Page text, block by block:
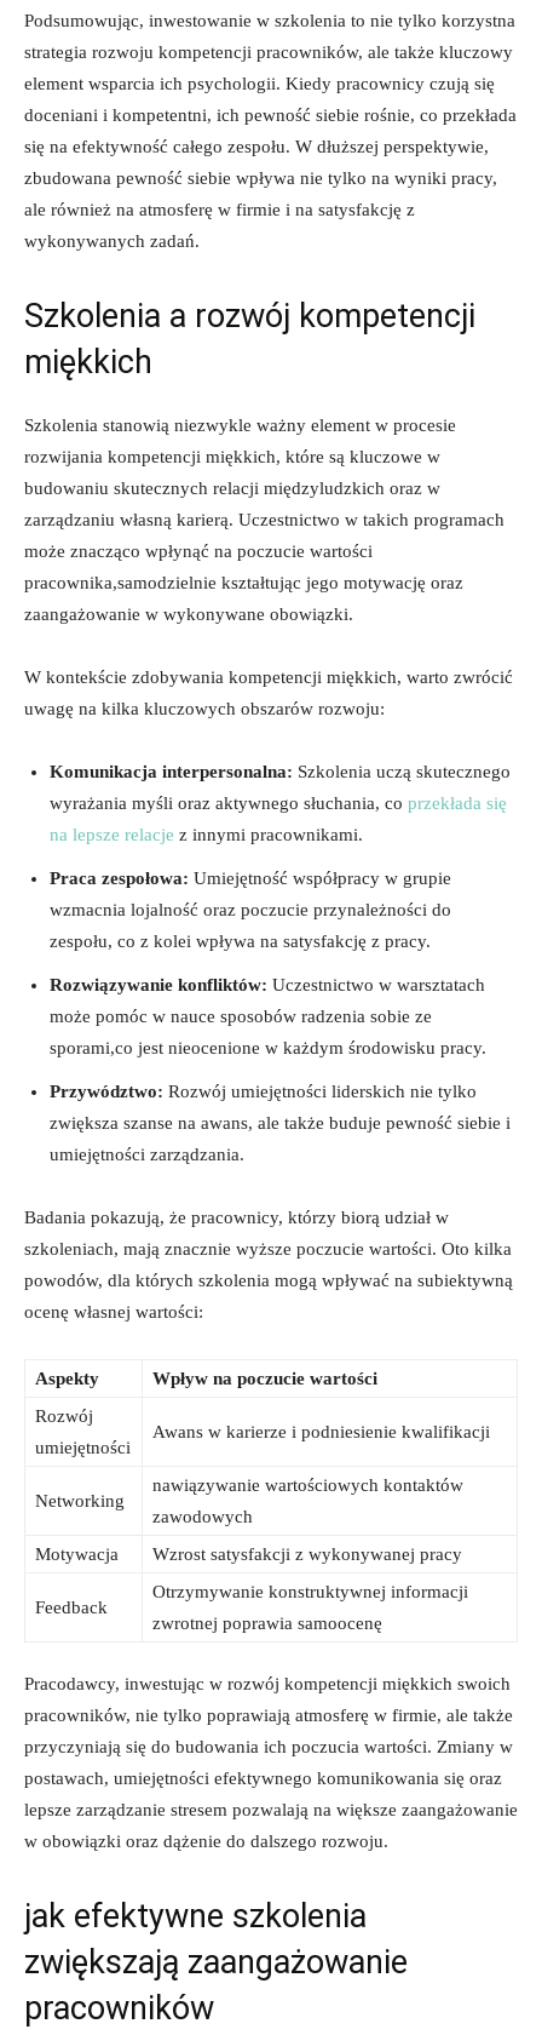
Podsumowując, inwestowanie w szkolenia to nie tylko korzystna
strategia rozwoju kompetencji pracowników, ale także kluczowy
element wsparcia ich psychologii. Kiedy pracownicy czują się
doceniani i kompetentni, ich pewność siebie rośnie, co przekłada
się na efektywność całego zespołu. W dłuższej perspektywie,
zbudowana pewność siebie wpływa nie tylko na wyniki pracy,
ale również na atmosferę w firmie i na satysfakcję z
wykonywanych zadań.
Szkolenia a rozwój kompetencji
miękkich
Szkolenia stanowią niezwykle ważny element w procesie
rozwijania kompetencji miękkich, które są kluczowe w
budowaniu skutecznych relacji międzyludzkich oraz w
zarządzaniu własną karierą. Uczestnictwo w takich programach
może znacząco wpłynąć na poczucie wartości
pracownika,samodzielnie kształtując jego motywację oraz
zaangażowanie w wykonywane obowiązki.
W kontekście zdobywania kompetencji miękkich, warto zwrócić
uwagę na kilka kluczowych obszarów rozwoju:
Komunikacja interpersonalna: Szkolenia uczą skutecznego
wyrażania myśli oraz aktywnego słuchania, co przekłada się
na lepsze relacje z innymi pracownikami.
Praca zespołowa: Umiejętność współpracy w grupie
wzmacnia lojalność oraz poczucie przynależności do
zespołu, co z kolei wpływa na satysfakcję z pracy.
Rozwiązywanie konfliktów: Uczestnictwo w warsztatach
może pomóc w nauce sposobów radzenia sobie ze
sporami,co jest nieocenione w każdym środowisku pracy.
Przywództwo: Rozwój umiejętności liderskich nie tylko
zwiększa szanse na awans, ale także buduje pewność siebie i
umiejętności zarządzania.
Badania pokazują, że pracownicy, którzy biorą udział w
szkoleniach, mają znacznie wyższe poczucie wartości. Oto kilka
powodów, dla których szkolenia mogą wpływać na subiektywną
ocenę własnej wartości:
Aspekty
Wpływ na poczucie wartości
Rozwój
umiejętności
Awans w karierze i podniesienie kwalifikacji
Networking
nawiązywanie wartościowych kontaktów
zawodowych
Motywacja
Wzrost satysfakcji z wykonywanej pracy
Feedback
Otrzymywanie konstruktywnej informacji
zwrotnej poprawia samoocenę
Pracodawcy, inwestując w rozwój kompetencji miękkich swoich
pracowników, nie tylko poprawiają atmosferę w firmie, ale także
przyczyniają się do budowania ich poczucia wartości. Zmiany w
postawach, umiejętności efektywnego komunikowania się oraz
lepsze zarządzanie stresem pozwalają na większe zaangażowanie
w obowiązki oraz dążenie do dalszego rozwoju.
jak efektywne szkolenia
zwiększają zaangażowanie
pracowników